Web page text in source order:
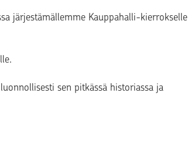
järjestämällemme Kauppahalli-kierrokselle
sen pitkässä historiassa ja